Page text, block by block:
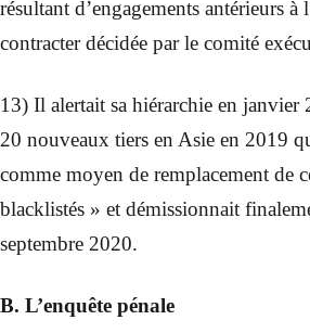
résultant d’engagements antérieurs
contracter décidée par le comité
13) Il alertait sa hiérarchie en janvier
20 nouveaux tiers en Asie en 2019
comme moyen de remplacement de
blacklistés » et démissionnait
septembre 2020.
B. L’enquête pénale